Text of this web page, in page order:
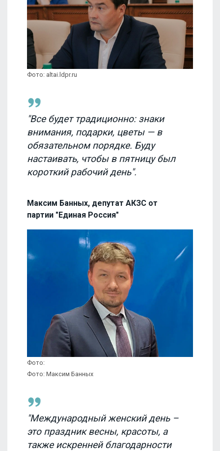
Фото: altai.ldpr.ru
"Все будет традиционно: знаки
внимания, подарки, цветы — в
обязательном порядке. Буду
настаивать, чтобы в пятницу был
короткий рабочий день".
Максим Банных, депутат АКЗС от
партии "Единая Россия"
Фото:
Фото: Максим Банных
"Международный женский день –
это праздник весны, красоты, а
также искренней благодарности